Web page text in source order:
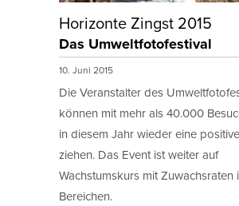
Horizonte Zingst 2015
Das Umweltfotofestival
10. Juni 2015
Die Veranstalter des
können mit mehr als 40.000
in diesem Jahr wieder eine
ziehen. Das Event ist weiter auf
Wachstumskurs mit Zuwachsraten
Bereichen.